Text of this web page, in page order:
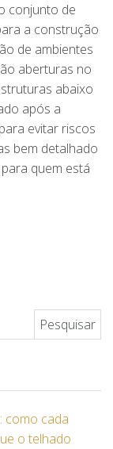
conjunto de
a construção
de ambientes
aberturas no
abaixo
após a
evitar riscos
bem detalhado
quem está
como cada
o telhado